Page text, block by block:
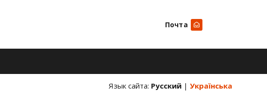
Почта
Язык сайта: Русский | Українська